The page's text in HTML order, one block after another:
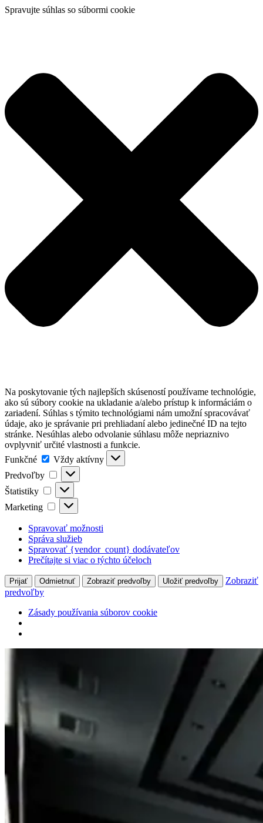
Spravujte súhlas so súbormi cookie
Na poskytovanie tých najlepších skúseností používame technológie,
ako sú súbory cookie na ukladanie a/alebo prístup k informáciám o
zariadení. Súhlas s týmito technológiami nám umožní spracovávať
údaje, ako je správanie pri prehliadaní alebo jedinečné ID na tejto
stránke. Nesúhlas alebo odvolanie súhlasu môže nepriaznivo
ovplyvniť určité vlastnosti a funkcie.
Funkčné
Funkčné
Vždy aktívny
Predvoľby
Predvoľby
Štatistiky Štatistiky
Marketing Marketing
Spravovať možnosti
Správa služieb
Spravovať {vendor_count} dodávateľov
Prečítajte si viac o týchto účeloch
Prijať Odmietnuť Zobraziť predvoľby Uložiť predvoľby
Zobraziť
predvoľby
Zásady používania súborov cookie